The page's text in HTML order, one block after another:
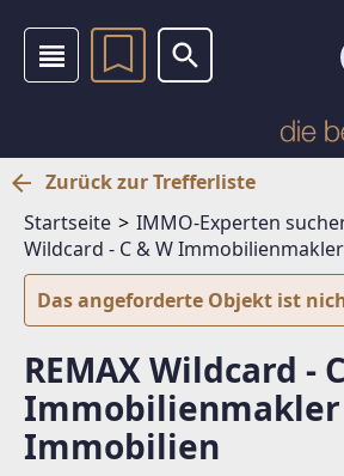
Zurück zur Trefferliste
Startseite
IMMO-Experten
Wildcard - C & W
Das angeforderte Objekt ist
REMAX Wildcard -
Immobilienmakler
Immobilien